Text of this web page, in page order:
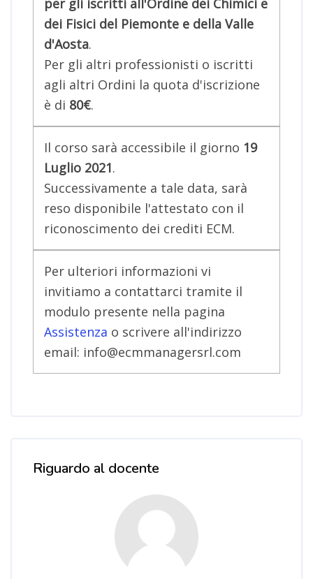
dei Fisici del Piemonte e della Valle
d'Aosta.
Per gli altri professionisti o iscritti
agli altri Ordini la quota d'iscrizione
è di 80€.
Il corso sarà accessibile il giorno 19
Luglio 2021.
Successivamente a tale data, sarà
reso disponibile l'attestato con il
riconoscimento dei crediti ECM.
Per ulteriori informazioni vi
invitiamo a contattarci tramite il
modulo presente nella pagina
Assistenza o scrivere all'indirizzo
email: info@ecmmanagersrl.com
Riguardo al docente